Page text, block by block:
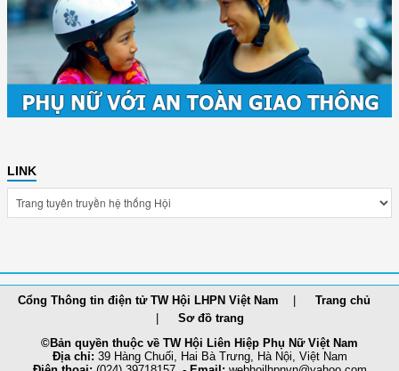
LINK
Cổng Thông tin điện tử TW Hội LHPN Việt Nam
Trang chủ
Sơ đồ trang
©Bản quyền thuộc về TW Hội Liên Hiệp Phụ Nữ Việt Nam
Địa chỉ: 39 Hàng Chuối, Hai Bà Trưng, Hà Nội, Việt Nam